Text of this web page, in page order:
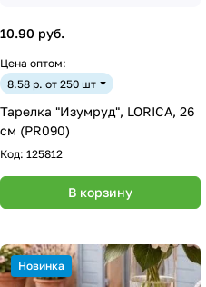
10.90 руб.
Цена оптом:
8.58 р. от 250 шт
Тарелка "Изумруд", LORICA, 26
см (PR090)
Код: 125812
В корзину
Новинка